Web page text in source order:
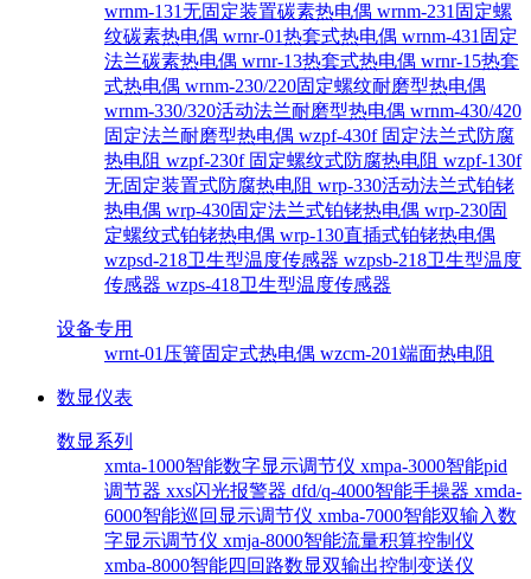
wrnm-131无固定装置碳素热电偶 wrnm-231固定螺
纹碳素热电偶 wrnr-01热套式热电偶 wrnm-431固定
法兰碳素热电偶 wrnr-13热套式热电偶 wrnr-15热套
式热电偶 wrnm-230/220固定螺纹耐磨型热电偶
wrnm-330/320活动法兰耐磨型热电偶 wrnm-430/420
固定法兰耐磨型热电偶 wzpf-430f 固定法兰式防腐
热电阻 wzpf-230f 固定螺纹式防腐热电阻 wzpf-130f
无固定装置式防腐热电阻 wrp-330活动法兰式铂铑
热电偶 wrp-430固定法兰式铂铑热电偶 wrp-230固
定螺纹式铂铑热电偶 wrp-130直插式铂铑热电偶
wzpsd-218卫生型温度传感器 wzpsb-218卫生型温度
传感器 wzps-418卫生型温度传感器
设备专用
wrnt-01压簧固定式热电偶 wzcm-201端面热电阻
数显仪表
数显系列
xmta-1000智能数字显示调节仪 xmpa-3000智能pid
调节器 xxs闪光报警器 dfd/q-4000智能手操器 xmda-
6000智能巡回显示调节仪 xmba-7000智能双输入数
字显示调节仪 xmja-8000智能流量积算控制仪
xmba-8000智能四回路数显双输出控制变送仪